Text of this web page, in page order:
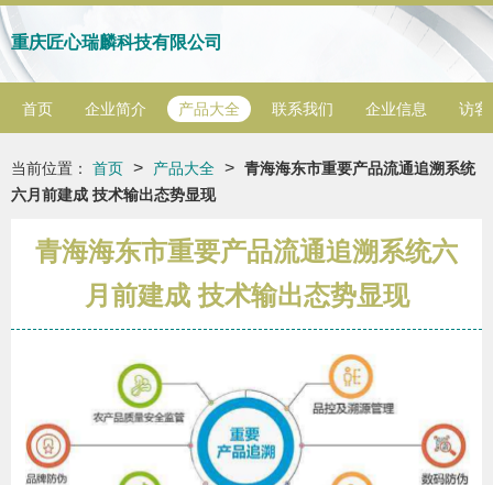
重庆匠心瑞麟科技有限公司
首页 企业简介 产品大全 联系我们 企业信息 访客
当前位置： 首页 > 产品大全 > 青海海东市重要产品流通追溯系统
六月前建成 技术输出态势显现
青海海东市重要产品流通追溯系统六
月前建成 技术输出态势显现